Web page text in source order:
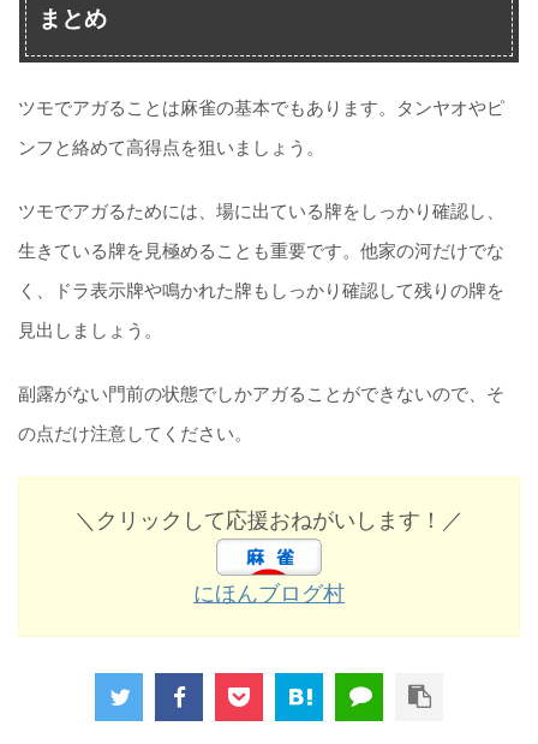
まとめ
ツモでアガることは麻雀の基本でもあります。タンヤオやピ
ンフと絡めて高得点を狙いましょう。
ツモでアガるためには、場に出ている牌をしっかり確認し、
生きている牌を見極めることも重要です。他家の河だけでな
く、ドラ表示牌や鳴かれた牌もしっかり確認して残りの牌を
見出しましょう。
副露がない門前の状態でしかアガることができないので、そ
の点だけ注意してください。
＼クリックして応援おねがいします！／
にほんブログ村